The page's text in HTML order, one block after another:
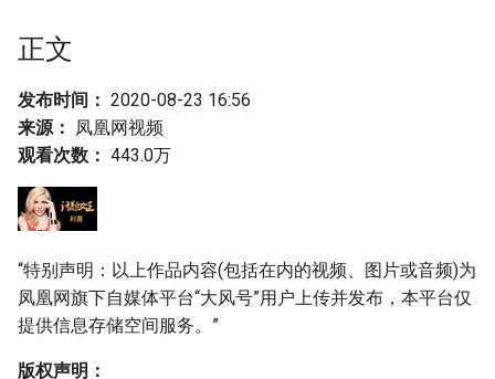
i
z
n
s
e
a
正文
发布时间： 2020-08-23 16:56
来源： 凤凰网视频
观看次数： 443.0万
“特别声明：以上作品内容(包括在内的视频、图片或音频)为
凤凰网旗下自媒体平台“大风号”用户上传并发布，本平台仅
提供信息存储空间服务。”
版权声明：